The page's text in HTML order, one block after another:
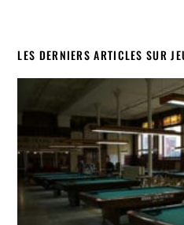
LES DERNIERS ARTICLES SUR